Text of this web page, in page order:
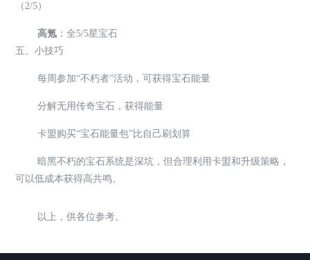
（2/5）
高氪 ：全5/5星宝石
五、小技巧
每周参加“不朽者”活动，可获得宝石能量
分解无用传奇宝石，获得能量
卡盟购买“宝石能量包”比自己刷划算
暗黑不朽的宝石系统是深坑，但合理利用卡盟和升级策略，
可以低成本获得高共鸣。
以上，供各位参考。